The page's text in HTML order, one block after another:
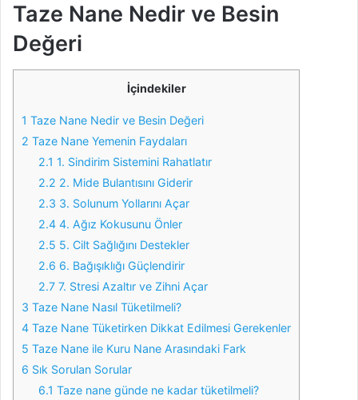
Taze Nane Nedir ve Besin
Değeri
İçindekiler
1 Taze Nane Nedir ve Besin Değeri
2 Taze Nane Yemenin Faydaları
2.1 1. Sindirim Sistemini Rahatlatır
2.2 2. Mide Bulantısını Giderir
2.3 3. Solunum Yollarını Açar
2.4 4. Ağız Kokusunu Önler
2.5 5. Cilt Sağlığını Destekler
2.6 6. Bağışıklığı Güçlendirir
2.7 7. Stresi Azaltır ve Zihni Açar
3 Taze Nane Nasıl Tüketilmeli?
4 Taze Nane Tüketirken Dikkat Edilmesi Gerekenler
5 Taze Nane ile Kuru Nane Arasındaki Fark
6 Sık Sorulan Sorular
6.1 Taze nane günde ne kadar tüketilmeli?